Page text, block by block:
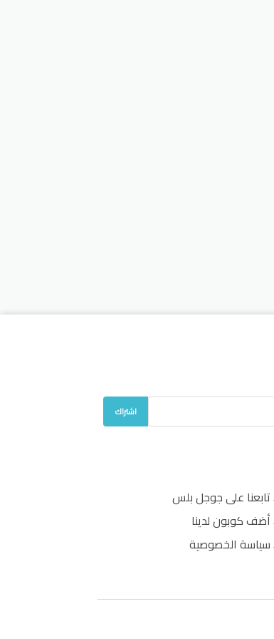
اشتراك
تابعنا على جوجل بلس
أضف كوبون لدينا
سياسة الخصوصية